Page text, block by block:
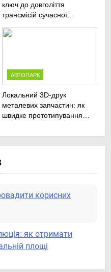
ключ до довголіття
трансмісій сучасної
АВТОПАРК
Локальний 3D-друк
металевих запчастин: як
швидке прототипування
корисних
як отримати
площі